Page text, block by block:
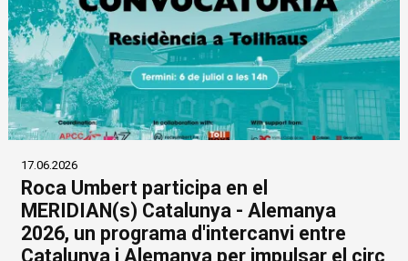
17.06.2026
Roca Umbert participa en el
MERIDIAN(s) Catalunya - Alemanya
2026, un programa d'intercanvi entre
Catalunya i Alemanya per impulsar el circ